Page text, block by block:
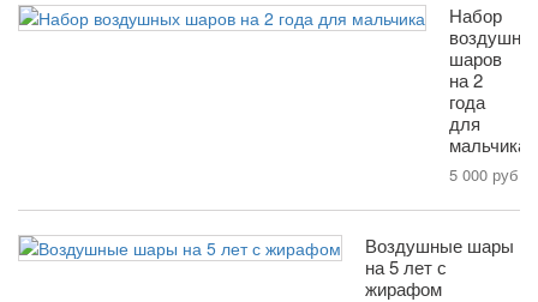
Набор
шаров
на 2
года
для
мальчика
5 000 руб
Воздушные шары
на 5 лет с
жирафом